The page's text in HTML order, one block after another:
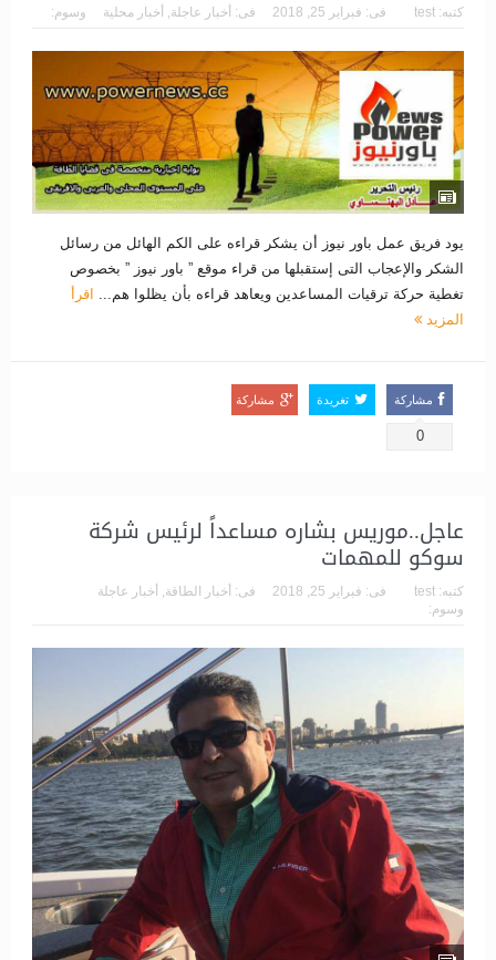
كتبه: test فى: فبراير 25, 2018 فى: أخبار عاجلة, أخبار محلية وسوم:
يود فريق عمل باور نيوز أن يشكر قراءه على الكم الهائل من رسائل
الشكر والإعجاب التى إستقبلها من قراء موقع ” باور نيوز ” بخصوص
تغطية حركة ترقيات المساعدين ويعاهد قراءه بأن يظلوا هم... اقرأ
المزيد
مشاركة
0
تغريدة مشاركة
عاجل..موريس بشاره مساعداً لرئيس شركة
سوكو للمهمات
كتبه: test فى: فبراير 25, 2018 فى: أخبار الطاقة, أخبار عاجلة
وسوم: